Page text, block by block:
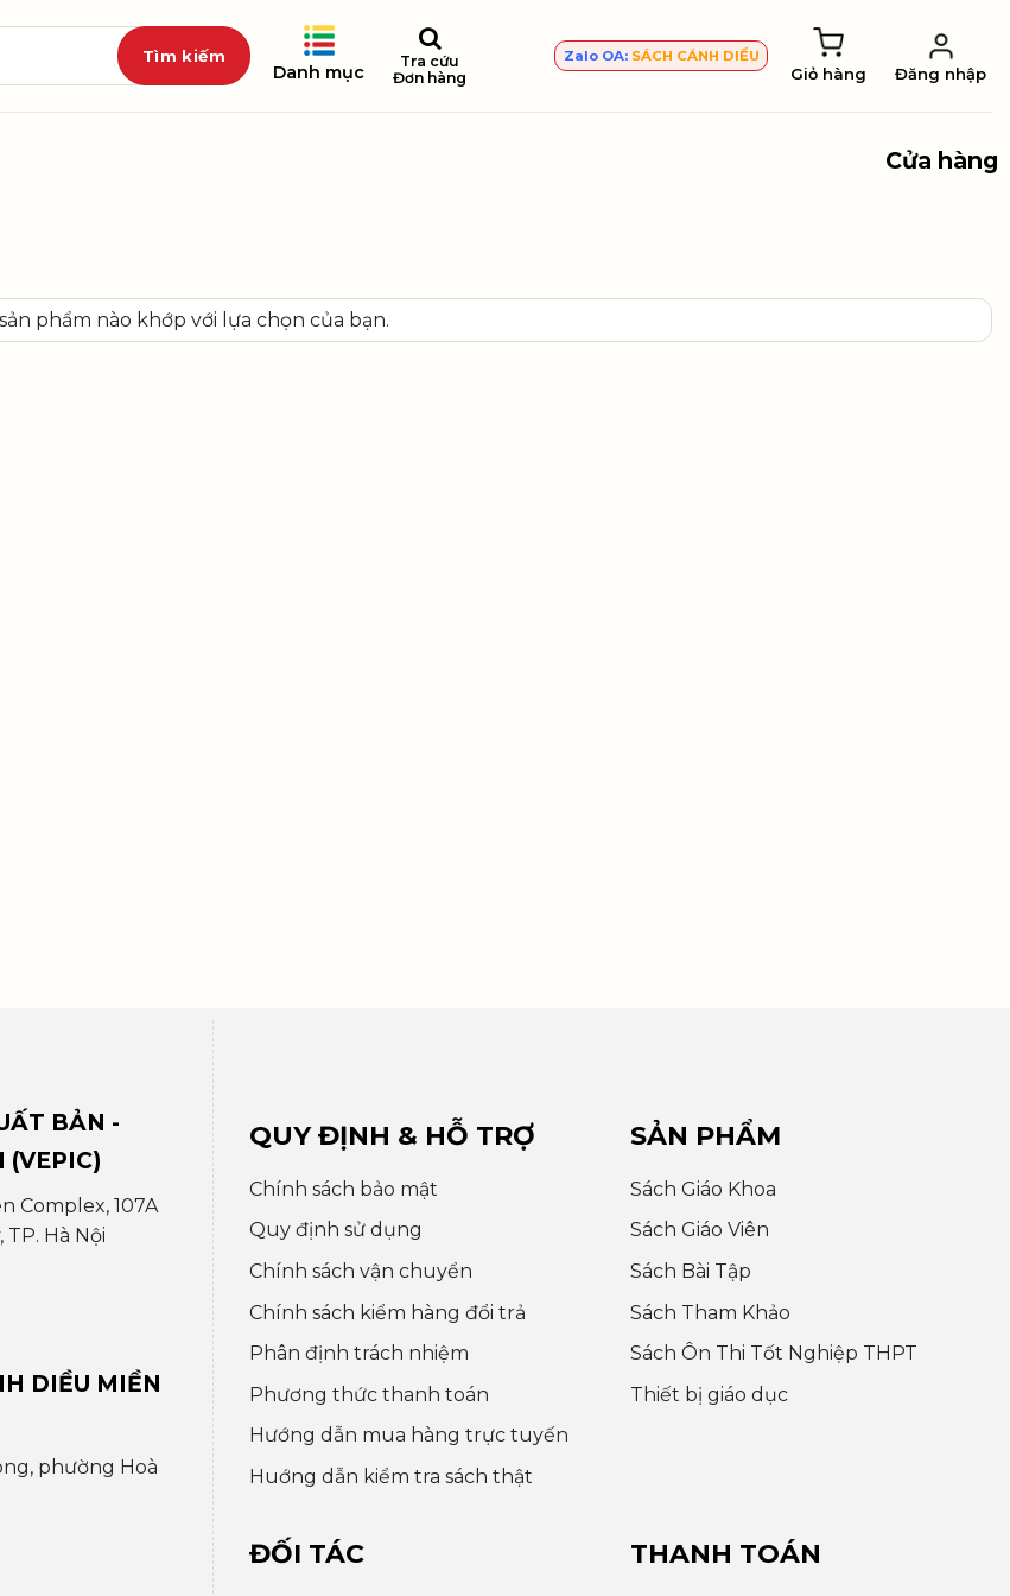
Danh mục
Tra cứu
Đơn hàng
Zalo OA: SÁCH CÁNH DIỀU
Giỏ hàng Đăng nhập
Cửa hàng
phẩm nào khớp với lựa chọn của bạn.
BẢN -
(VEPIC)
Complex, 107A
Hà Nội
DIỀU MIỀN
phường Hoà
QUY ĐỊNH & HỖ TRỢ
Chính sách bảo mật
Quy định sử dụng
Chính sách vận chuyển
Chính sách kiểm hàng đổi trả
Phân định trách nhiệm
Phương thức thanh toán
Hướng dẫn mua hàng trực tuyến
Huớng dẫn kiểm tra sách thật
SẢN PHẨM
Sách Giáo Khoa
Sách Giáo Viên
Sách Bài Tập
Sách Tham Khảo
Sách Ôn Thi Tốt Nghiệp THPT
Thiết bị giáo dục
ĐỐI TÁC THANH TOÁN